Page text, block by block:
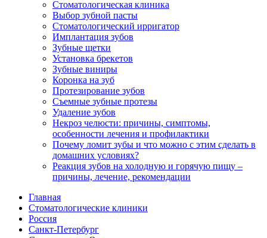
Стоматологическая клиника
Выбор зубной пасты
Стоматологический ирригатор
Имплантация зубов
Зубные щетки
Установка брекетов
Зубные виниры
Коронка на зуб
Протезирование зубов
Съемные зубные протезы
Удаление зубов
Некроз челюсти: причины, симптомы,
особенности лечения и профилактики
Почему ломит зубы и что можно с этим сделать в
домашних условиях?
Реакция зубов на холодную и горячую пищу –
причины, лечение, рекомендации
Главная
Стоматологические клиники
Россия
Санкт-Петербург